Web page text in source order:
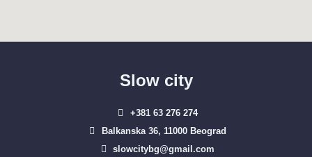
Slow city
+381 63 276 274​
Balkanska 36, 11000 Beograd​
slowcitybg@gmail.com